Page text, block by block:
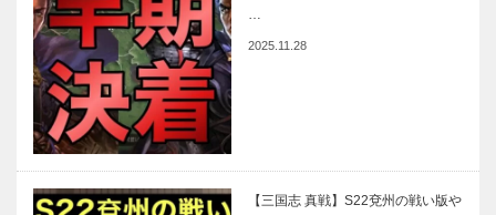
…
2025.11.28
【三国志 真戦】S22兗州の戦い版や